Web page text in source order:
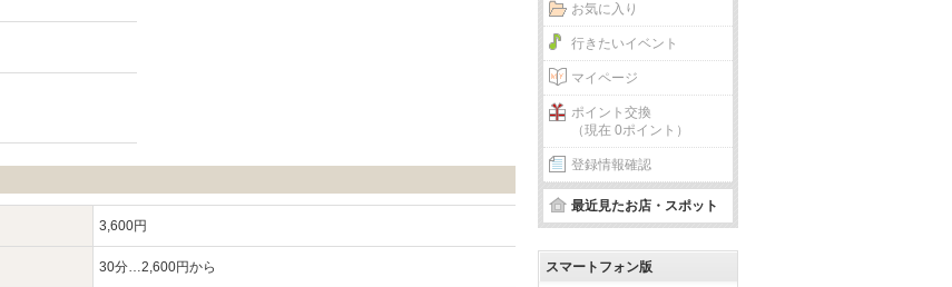
3,600円
30分…2,600円から
お気に入り
行きたいイベント
マイページ
ポイント交換
（現在 0ポイント）
登録情報確認
最近見たお店・スポット
スマートフォン版